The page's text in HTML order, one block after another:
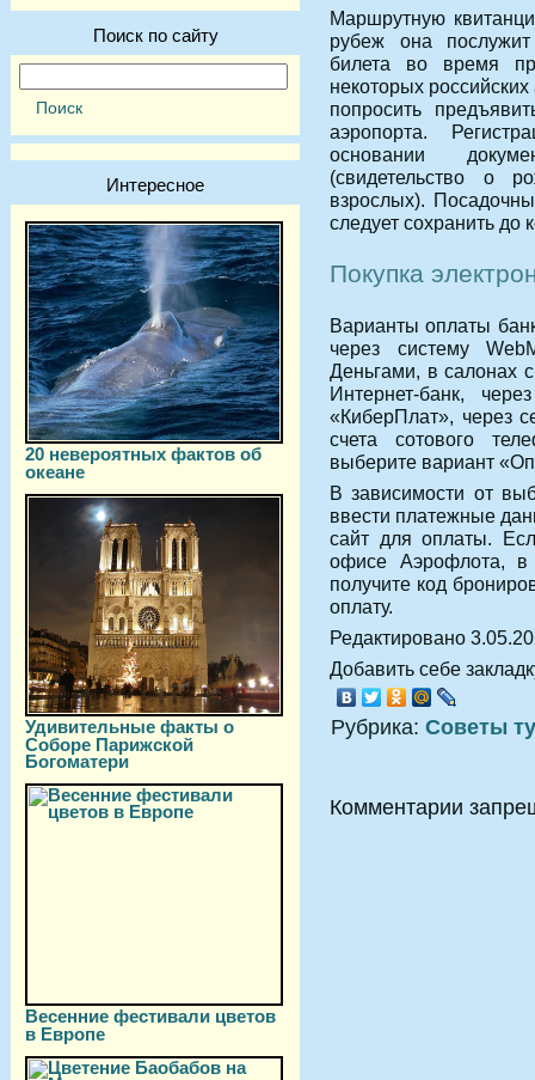
Поиск по сайту
Интересное
20 невероятных фактов об
океане
Удивительные факты о
Соборе Парижской
Богоматери
Весенние фестивали цветов
в Европе
Маршрутную
рубеж она послужит
билета во время
некоторых
попросить
аэропорта.
основании
(свидетельство о
взрослых).
следует сохранить до
Покупка
Варианты оплаты
через систему
Деньгами, в салонах
Интернет-банк,
«КиберПлат», через
счета сотового
выберите вариант
В зависимости от
ввести платежные
сайт для оплаты.
офисе Аэрофлота, в
получите код
оплату.
Редактировано
Добавить себе
Рубрика: Советы
Комментарии